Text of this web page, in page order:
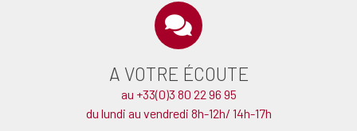
A VOTRE ÉCOUTE
au +33(0)3 80 22 96 95
du lundi au vendredi 8h-12h/ 14h-17h